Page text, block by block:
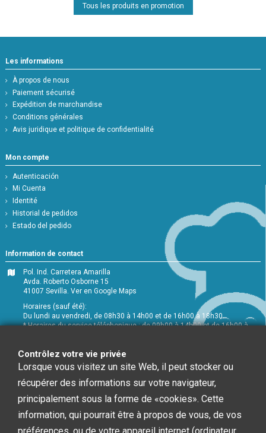
Tous les produits en promotion
Les informations
À propos de nous
Paiement sécurisé
Expédition de marchandise
Conditions générales
Avis juridique et politique de confidentialité
Mon compte
Autenticación
Mi Cuenta
Identité
Historial de pedidos
Estado del pedido
Information de contact
Pol. Ind. Carretera Amarilla
Avda. Roberto Osborne 15
41007 Sevilla.Ver en Google Maps
Horaires (sauf été):
Du lundi au vendredi, de 08h30 à 14h00 et de 16h00 à 18h30.
* Horaires du service téléphonique : de 09h00 à 14h00 et de 16h00 à
+34 954 072 580
Service Clients :info@chefglobal.es
Follow us
Contrôlez votre vie privée
Lorsque vous visitez un site Web, il peut stocker ou
récupérer des informations sur votre navigateur,
principalement sous la forme de «cookies». Cette
information, qui pourrait être à propos de vous, de vos